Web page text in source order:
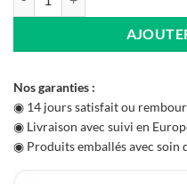
Nos garanties :
◉ 14 jours satisfait ou
◉ Livraison avec suivi en
◉ Produits emballés avec soin